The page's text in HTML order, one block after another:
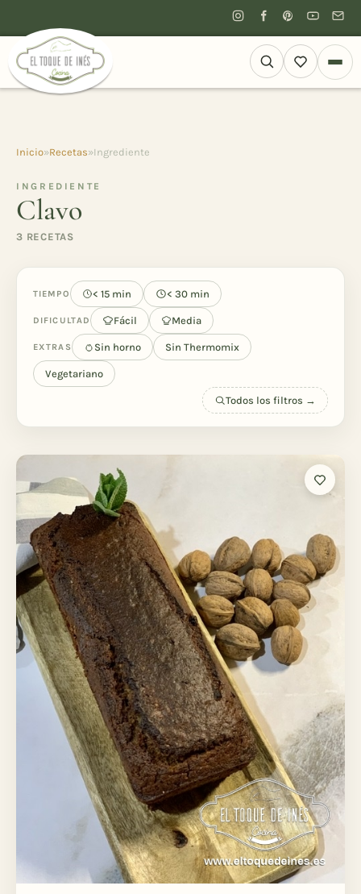
Inicio»Recetas»Ingrediente
INGREDIENTE
Clavo
3 RECETAS
TIEMPO < 15 min < 30 min
DIFICULTAD Fácil Media
EXTRAS Sin horno Sin Thermomix
Vegetariano
Todos los filtros →